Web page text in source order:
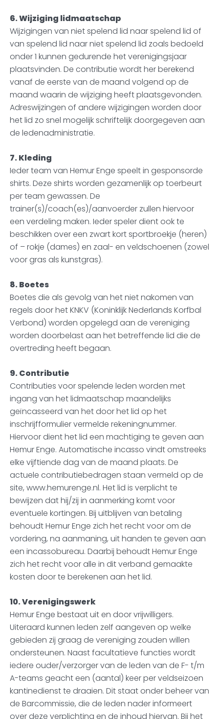
6. Wijziging lidmaatschap
Wijzigingen van niet spelend lid naar spelend lid of
van spelend lid naar niet spelend lid zoals bedoeld
onder 1 kunnen gedurende het verenigingsjaar
plaatsvinden. De contributie wordt her berekend
vanaf de eerste van de maand volgend op de
maand waarin de wijziging heeft plaatsgevonden.
Adreswijzingen of andere wijzigingen worden door
het lid zo snel mogelijk schriftelijk doorgegeven aan
de ledenadministratie.
7. Kleding
Ieder team van Hemur Enge speelt in gesponsorde
shirts. Deze shirts worden gezamenlijk op toerbeurt
per team gewassen. De
trainer(s)/coach(es)/aanvoerder zullen hiervoor
een verdeling maken. Ieder speler dient ook te
beschikken over een zwart kort sportbroekje (heren)
of – rokje (dames) en zaal- en veldschoenen (zowel
voor gras als kunstgras).
8. Boetes
Boetes die als gevolg van het niet nakomen van
regels door het KNKV (Koninklijk Nederlands Korfbal
Verbond) worden opgelegd aan de vereniging
worden doorbelast aan het betreffende lid die de
overtreding heeft begaan.
9. Contributie
Contributies voor spelende leden worden met
ingang van het lidmaatschap maandelijks
geïncasseerd van het door het lid op het
inschrijfformulier vermelde rekeningnummer.
Hiervoor dient het lid een machtiging te geven aan
Hemur Enge. Automatische incasso vindt omstreeks
elke vijftiende dag van de maand plaats. De
actuele contributiebedragen staan vermeld op de
site, www.hemurenge.nl. Het lid is verplicht te
bewijzen dat hij/zij in aanmerking komt voor
eventuele kortingen. Bij uitblijven van betaling
behoudt Hemur Enge zich het recht voor om de
vordering, na aanmaning, uit handen te geven aan
een incassobureau. Daarbij behoudt Hemur Enge
zich het recht voor alle in dit verband gemaakte
kosten door te berekenen aan het lid.
10. Verenigingswerk
Hemur Enge bestaat uit en door vrijwilligers.
Uiteraard kunnen leden zelf aangeven op welke
gebieden zij graag de vereniging zouden willen
ondersteunen. Naast facultatieve functies wordt
iedere ouder/verzorger van de leden van de F- t/m
A-teams geacht een (aantal) keer per veldseizoen
kantinedienst te draaien. Dit staat onder beheer van
de Barcommissie, die de leden nader informeert
over deze verplichting en de inhoud hiervan. Bij het